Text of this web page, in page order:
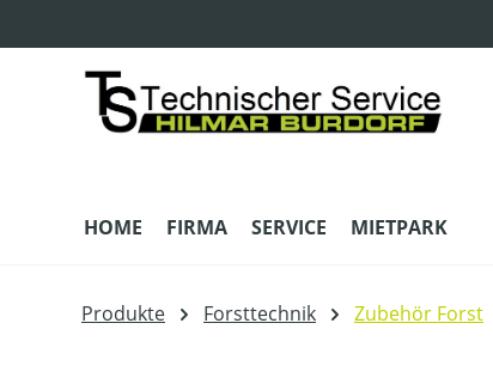
HOME FIRMA SERVICE MIETPARK
Produkte Forsttechnik Zubehör Forst